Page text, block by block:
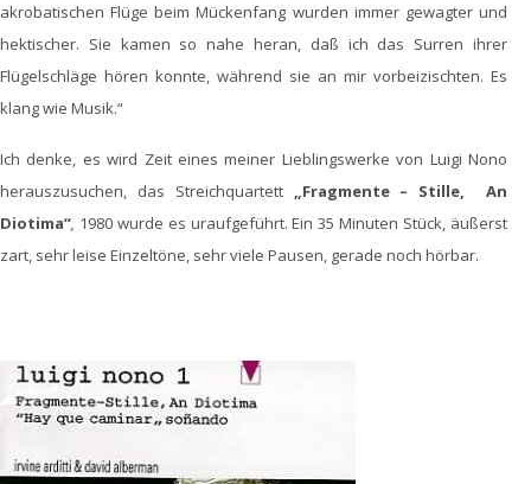
akrobatischen Flüge beim Mückenfang wurden immer gewagter und
hektischer. Sie kamen so nahe heran, daß ich das Surren ihrer
Flügelschläge hören konnte, während sie an mir vorbeizischten. Es
klang wie Musik.“
Ich denke, es wird Zeit eines meiner Lieblingswerke von Luigi Nono
herauszusuchen, das Streichquartett„Fragmente – Stille, An
Diotima“, 1980 wurde es uraufgeführt. Ein 35 Minuten Stück, äußerst
zart, sehr leise Einzeltöne, sehr viele Pausen, gerade noch hörbar.